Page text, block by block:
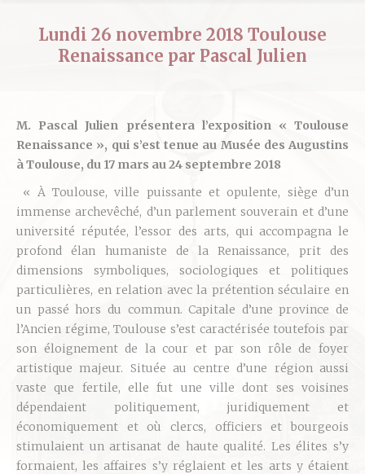
Lundi 26 novembre 2018 Toulouse
Renaissance par Pascal Julien
M. Pascal Julien présentera l’exposition « Toulouse
Renaissance », qui s’est tenue au Musée des Augustins
à Toulouse, du 17 mars au 24 septembre 2018
« À Toulouse, ville puissante et opulente, siège d’un
immense archevêché, d’un parlement souverain et d’une
université réputée, l’essor des arts, qui accompagna le
profond élan humaniste de la Renaissance, prit des
dimensions symboliques, sociologiques et politiques
particulières, en relation avec la prétention séculaire en
un passé hors du commun. Capitale d’une province de
l’Ancien régime, Toulouse s’est caractérisée toutefois par
son éloignement de la cour et par son rôle de foyer
artistique majeur. Située au centre d’une région aussi
vaste que fertile, elle fut une ville dont ses voisines
dépendaient politiquement, juridiquement et
économiquement et où clercs, officiers et bourgeois
stimulaient un artisanat de haute qualité. Les élites s’y
formaient, les affaires s’y réglaient et les arts y étaient